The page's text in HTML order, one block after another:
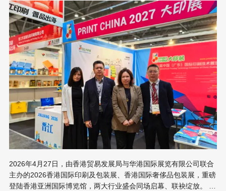
的信心，认为这里不仅是业务的增长点，更是书写行业未来的主战
场。 02 “迅创”计划：将全球基因植根于中国泥土 谈及任期内的战
略重心，泽瑞安详细阐述了他将亲自牵头建立的“迅创”计划。这是
一个独立的高性能创新实验室，也将是博斯特在中国设立的研发心
脏。这项
2026年4月27日，由香港贸易发展局与华港国际展览有限公司联合
主办的2026香港国际印刷及包装展、香港国际奢侈品包装展，重磅
登陆香港亚洲国际博览馆，两大行业盛会同场启幕、联袂绽放。 本